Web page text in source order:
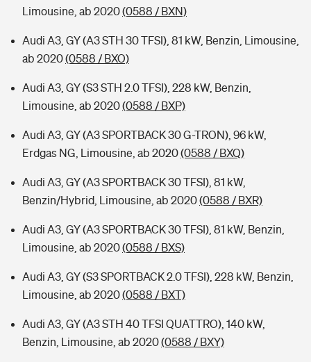
Limousine, ab 2020(0588 / BXN)
Audi A3, GY (A3 STH 30 TFSI), 81 kW, Benzin, Limousine,
ab 2020(0588 / BXO)
Audi A3, GY (S3 STH 2.0 TFSI), 228 kW, Benzin,
Limousine, ab 2020(0588 / BXP)
Audi A3, GY (A3 SPORTBACK 30 G-TRON), 96 kW,
Erdgas NG, Limousine, ab 2020(0588 / BXQ)
Audi A3, GY (A3 SPORTBACK 30 TFSI), 81 kW,
Benzin/Hybrid, Limousine, ab 2020(0588 / BXR)
Audi A3, GY (A3 SPORTBACK 30 TFSI), 81 kW, Benzin,
Limousine, ab 2020(0588 / BXS)
Audi A3, GY (S3 SPORTBACK 2.0 TFSI), 228 kW, Benzin,
Limousine, ab 2020(0588 / BXT)
Audi A3, GY (A3 STH 40 TFSI QUATTRO), 140 kW,
Benzin, Limousine, ab 2020(0588 / BXY)